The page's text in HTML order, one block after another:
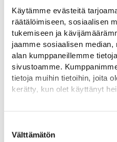
Käytämme evästeitä
räätälöimiseen, sosiaalisen
tukemiseen ja
jaamme sosiaalisen
alan kumppaneillemme
sivustoamme.
tietoja muihin tietoihin, joita
kerätty, kun olet käyttänyt
Löydät tietoa evästeiden
Lue tarkemmin
valinta
Välttämätön
Neogames ⁠
Suomen Pelinkehittäjät ry⁠
Ammattialat
ICT-ala